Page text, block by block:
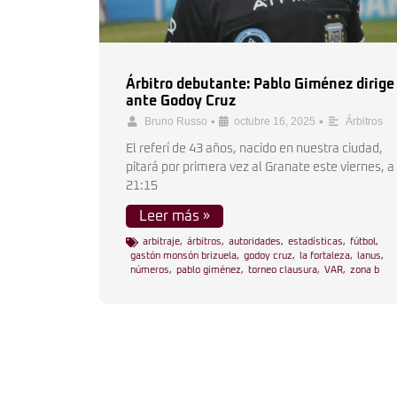
Árbitro debutante: Pablo Giménez dirige
ante Godoy Cruz
Bruno Russo • octubre 16, 2025 • Árbitros
El referí de 43 años, nacido en nuestra ciudad,
pitará por primera vez al Granate este viernes, a
21:15
Leer más »
arbitraje, árbitros, autoridades, estadísticas, fútbol ,
gastón monsón brizuela, godoy cruz, la fortaleza, lanus,
números, pablo giménez, torneo clausura, VAR, zona b